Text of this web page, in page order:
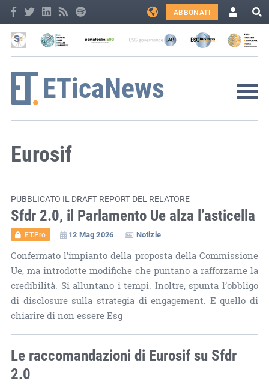
ABBONATI
Eurosif
PUBBLICATO IL DRAFT REPORT DEL RELATORE
Sfdr 2.0, il Parlamento Ue alza l’asticella
ET.Pro 12 Mag 2026 Notizie
Confermato l’impianto della proposta della Commissione
Ue, ma introdotte modifiche che puntano a rafforzarne la
credibilità. Si alluntano i tempi. Inoltre, spunta l’obbligo
di disclosure sulla strategia di engagement. E quello di
chiarire di non essere Esg
Le raccomandazioni di Eurosif su Sfdr
2.0